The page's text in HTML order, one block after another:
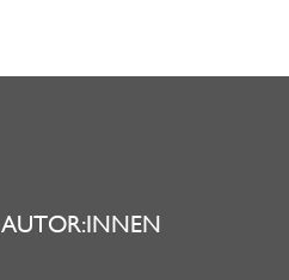
AUTOR:INNEN